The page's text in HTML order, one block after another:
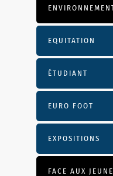
EQUITATION
ÉTUDIANT
EURO FOOT
EXPOSITIONS
FACE AUX